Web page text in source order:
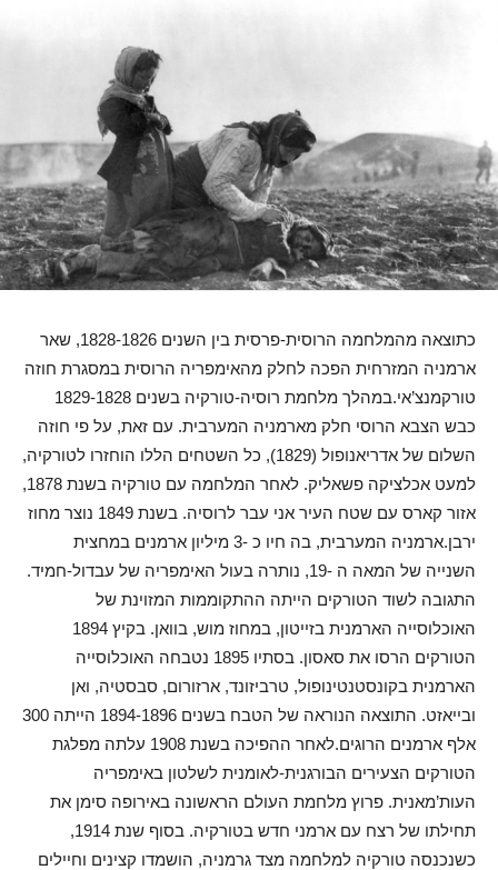
כתוצאה מהמלחמה הרוסית-פרסית בין השנים 1828-1826, שאר
ארמניה המזרחית הפכה לחלק מהאימפריה הרוסית במסגרת חוזה
טורקמנצ’אי.במהלך מלחמת רוסיה-טורקיה בשנים 1829-1828
כבש הצבא הרוסי חלק מארמניה המערבית. עם זאת, על פי חוזה
השלום של אדריאנופול (1829), כל השטחים הללו הוחזרו לטורקיה,
למעט אכלציקה פשאליק. לאחר המלחמה עם טורקיה בשנת 1878,
אזור קארס עם שטח העיר אני עבר לרוסיה. בשנת 1849 נוצר מחוז
ירבן.ארמניה המערבית, בה חיו כ -3 מיליון ארמנים במחצית
השנייה של המאה ה -19, נותרה בעול האימפריה של עבדול-חמיד.
התגובה לשוד הטורקים הייתה ההתקוממות המזוינת של
האוכלוסייה הארמנית בזייטון, במחוז מוש, בוואן. בקיץ 1894
הטורקים הרסו את סאסון. בסתיו 1895 נטבחה האוכלוסייה
הארמנית בקונסטנטינופול, טרביזונד, ארזורום, סבסטיה, ואן
ובייאזט. התוצאה הנוראה של הטבח בשנים 1894-1896 הייתה 300
אלף ארמנים הרוגים.לאחר ההפיכה בשנת 1908 עלתה מפלגת
הטורקים הצעירים הבורגנית-לאומנית לשלטון באימפריה
העות’מאנית. פרוץ מלחמת העולם הראשונה באירופה סימן את
תחילתו של רצח עם ארמני חדש בטורקיה. בסוף שנת 1914,
כשנכנסה טורקיה למלחמה מצד גרמניה, הושמדו קצינים וחיילים